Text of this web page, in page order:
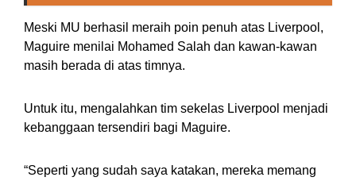
Meski MU berhasil meraih poin penuh atas Liverpool,
Maguire menilai Mohamed Salah dan kawan-kawan
masih berada di atas timnya.
Untuk itu, mengalahkan tim sekelas Liverpool menjadi
kebanggaan tersendiri bagi Maguire.
“Seperti yang sudah saya katakan, mereka memang